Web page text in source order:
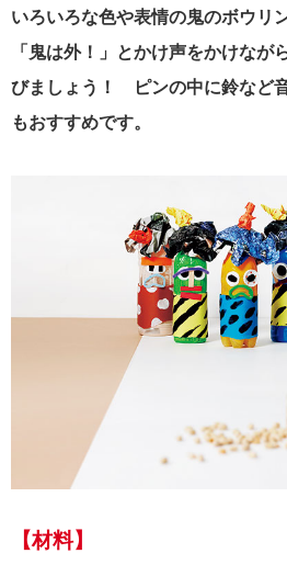
いろいろな色や表情の鬼のボウリ
「鬼は外！」とかけ声をかけなが
びましょう！ ピンの中に鈴など
もおすすめです。
【材料】